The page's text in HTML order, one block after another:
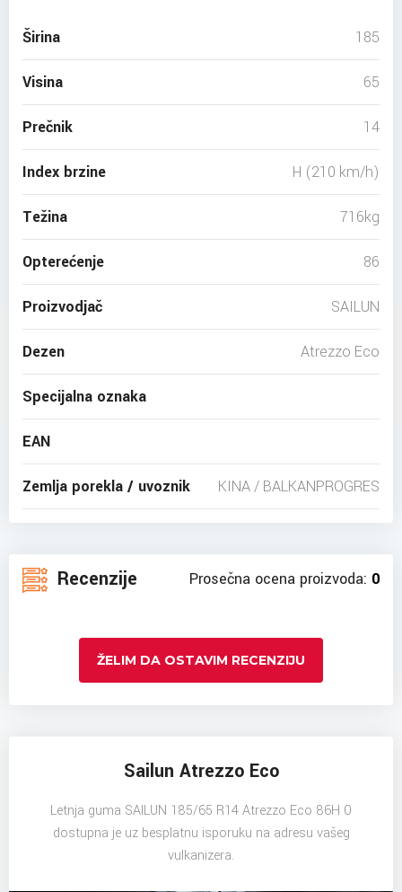
Širina 185
Visina 65
Prečnik 14
Index brzine H (210 km/h)
Težina 716kg
Opterećenje 86
Proizvodjač SAILUN
Dezen Atrezzo Eco
Specijalna oznaka
EAN
Zemlja porekla / uvoznik KINA / BALKANPROGRES
Recenzije Prosečna ocena proizvoda: 0
ŽELIM DA OSTAVIM RECENZIJU
Sailun Atrezzo Eco
Letnja guma SAILUN 185/65 R14 Atrezzo Eco 86H 0
dostupna je uz besplatnu isporuku na adresu vašeg
vulkanizera.